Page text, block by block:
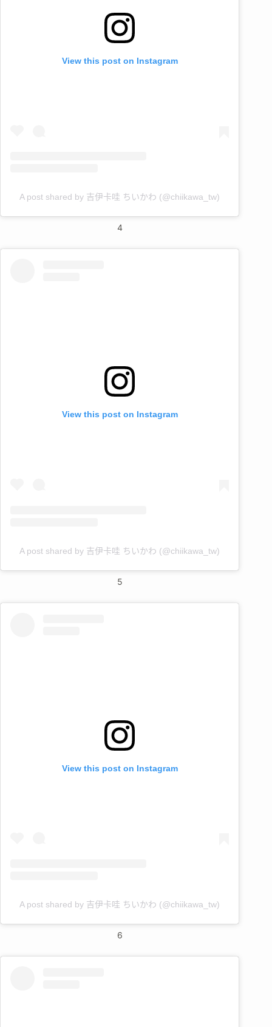
View this post on Instagram
A post shared by 吉伊卡哇 ちいかわ (@chiikawa_tw)
4
View this post on Instagram
A post shared by 吉伊卡哇 ちいかわ (@chiikawa_tw)
5
View this post on Instagram
A post shared by 吉伊卡哇 ちいかわ (@chiikawa_tw)
6